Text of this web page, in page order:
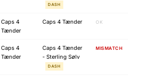
DASH
Caps 4
Tænder
Caps 4 Tænder OK
Caps 4
Tænder
Caps 4 Tænder
- Sterling Sølv
DASH
MISMATCH